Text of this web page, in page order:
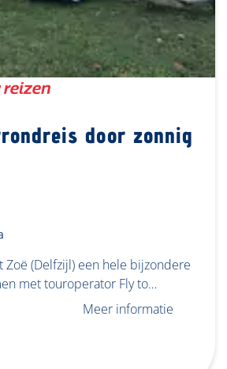
door zonnig
Zoë (Delfzijl) een hele bijzondere
met touroperator Fly to…
Meer informatie